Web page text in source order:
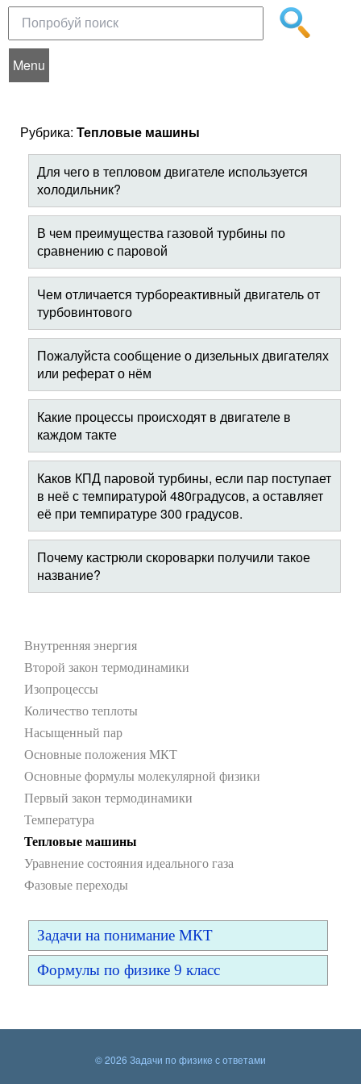
Menu
Рубрика: Тепловые машины
Для чего в тепловом двигателе используется
холодильник?
В чем преимущества газовой турбины по
сравнению с паровой
Чем отличается турбореактивный двигатель от
турбовинтового
Пожалуйста сообщение о дизельных двигателях
или реферат о нём
Какие процессы происходят в двигателе в
каждом такте
Каков КПД паровой турбины, если пар поступает
в неё с темпиратурой 480градусов, а оставляет
её при темпиратуре 300 градусов.
Почему кастрюли скороварки получили такое
название?
Внутренняя энергия
Второй закон термодинамики
Изопроцессы
Количество теплоты
Насыщенный пар
Основные положения МКТ
Основные формулы молекулярной физики
Первый закон термодинамики
Температура
Тепловые машины
Уравнение состояния идеального газа
Фазовые переходы
Задачи на понимание МКТ
Формулы по физике 9 класс
© 2026 Задачи по физике с ответами